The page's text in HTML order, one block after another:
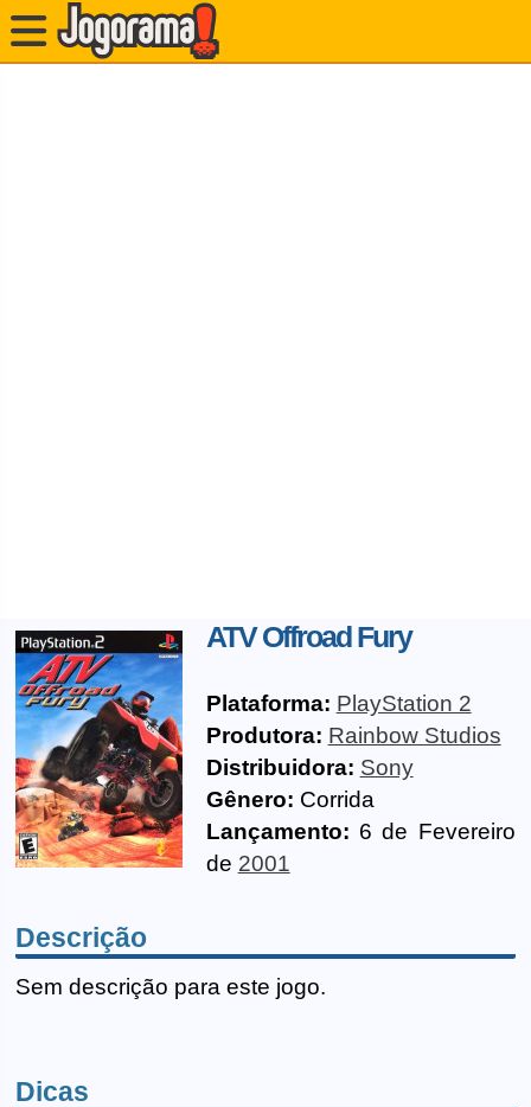
ATV Offroad Fury
Plataforma: PlayStation 2
Produtora: Rainbow Studios
Distribuidora: Sony
Gênero: Corrida
Lançamento: 6 de Fevereiro
de 2001
Descrição
Sem descrição para este jogo.
Dicas